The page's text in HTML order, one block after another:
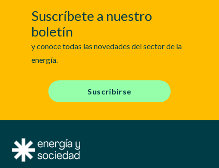
Suscríbete a nuestro
boletín
y conoce todas las novedades del sector de la
energía.
Suscribirse